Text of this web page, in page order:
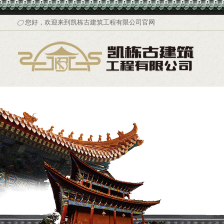
您好，欢迎来到凯栋古建筑工程有限公司官网